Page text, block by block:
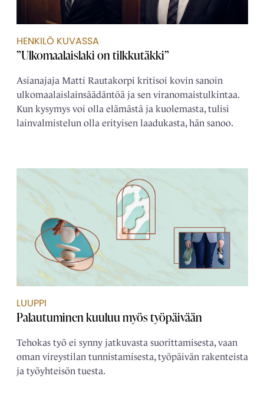
HENKILÖ KUVASSA
”Ulkomaalaislaki on tilkkutäkki”
Asianajaja Matti Rautakorpi kritisoi kovin sanoin
ulkomaalais­­lainsäädäntöä ja sen viranomais­tulkintaa.
Kun kysymys voi olla elämästä ja kuolemasta, tulisi
lain­­valmistelun olla erityisen laadukasta, hän sanoo.
LUUPPI
Palautuminen kuuluu myös työpäivään
Tehokas työ ei synny jatkuvasta suorittamisesta, vaan
oman vireystilan tunnistamisesta, työpäivän rakenteista
ja työyhteisön tuesta.